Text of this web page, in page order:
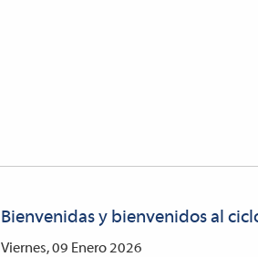
Bienvenidas y bienvenidos al
Viernes, 09 Enero 2026